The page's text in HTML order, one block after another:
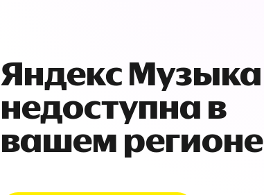
Яндекс Музыка
недоступна в
вашем регионе